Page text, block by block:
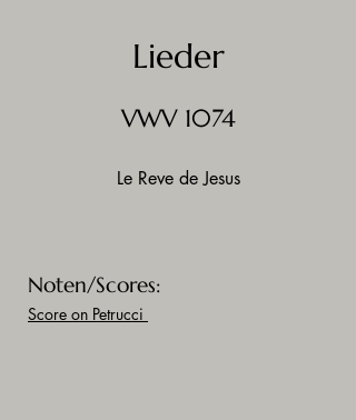
Lieder
VWV 1074
Le Reve de Jesus
Noten/Scores:
Score on Petrucci